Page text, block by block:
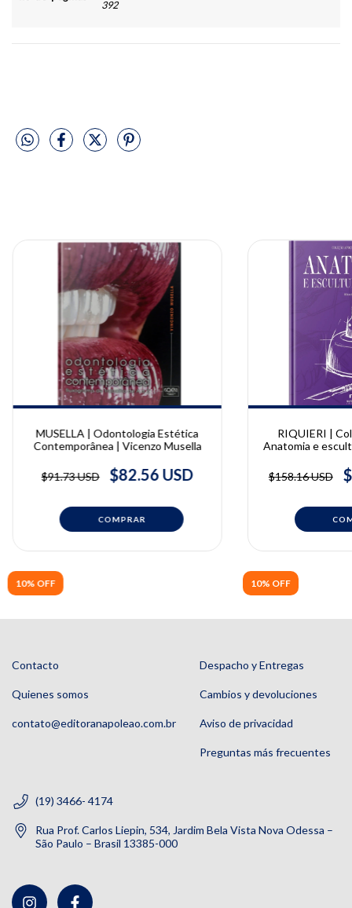
392
10% OFF
MUSELLA | Odontologia Estética
Contemporânea | Vicenzo Musella
$91.73 USD $82.56 USD
10% OFF
RIQUIERI |
Anatomia e
$158.16 USD
Contacto
Quienes somos
contato@editoranapoleao.com.br
Despacho y Entregas
Cambios y devoluciones
Aviso de privacidad
Preguntas más frecuentes
(19) 3466- 4174
Rua Prof. Carlos Liepin, 534, Jardim Bela Vista Nova Odessa –
São Paulo – Brasil 13385-000